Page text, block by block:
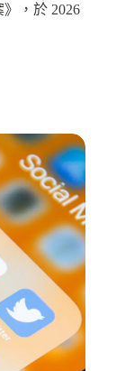
，於 2026